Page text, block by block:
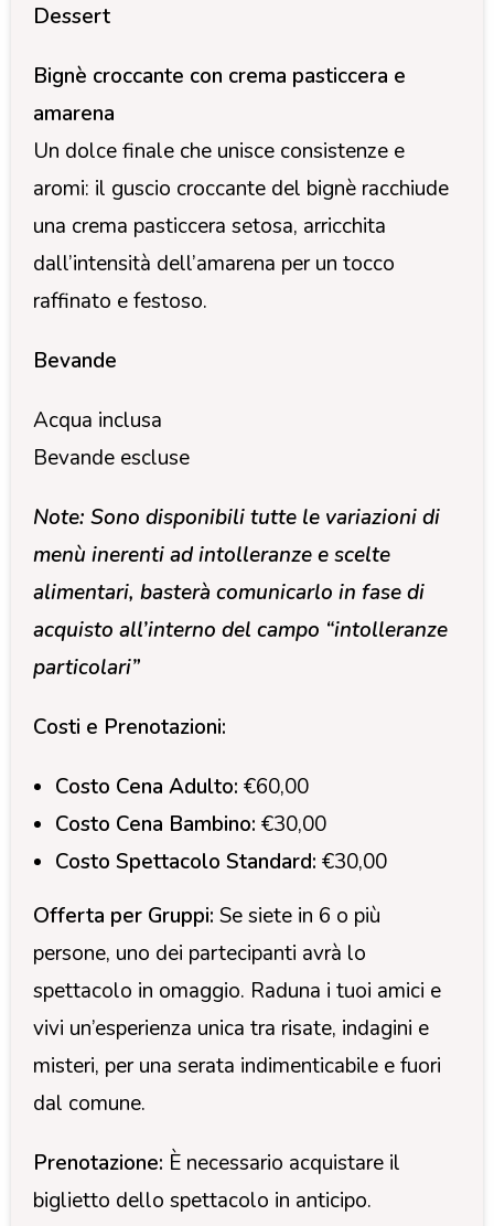
Dessert
Bignè croccante con crema pasticcera e
amarena
Un dolce finale che unisce consistenze e
aromi: il guscio croccante del bignè racchiude
una crema pasticcera setosa, arricchita
dall’intensità dell’amarena per un tocco
raffinato e festoso.
Bevande
Acqua inclusa
Bevande escluse
Note: Sono disponibili tutte le variazioni di
menù inerenti ad intolleranze e scelte
alimentari, basterà comunicarlo in fase di
acquisto all’interno del campo “intolleranze
particolari”
Costi e Prenotazioni:
Costo Cena Adulto: €60,00
Costo Cena Bambino: €30,00
Costo Spettacolo Standard: €30,00
Offerta per Gruppi: Se siete in 6 o più
persone, uno dei partecipanti avrà lo
spettacolo in omaggio. Raduna i tuoi amici e
vivi un’esperienza unica tra risate, indagini e
misteri, per una serata indimenticabile e fuori
dal comune.
Prenotazione: È necessario acquistare il
biglietto dello spettacolo in anticipo.